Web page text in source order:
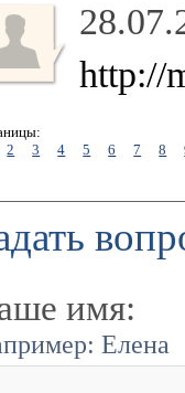
http://
2 3 4 5 6 7 8
имя:
Елена